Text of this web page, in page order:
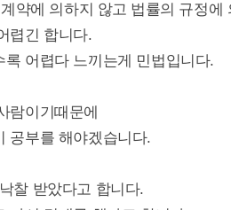
계약에 의하지 않고 법률의 규정에
렵긴 합니다.
어렵다 느끼는게 민법입니다.
람이기때문에
공부를 해야겠습니다.
찰 받았다고 합니다.